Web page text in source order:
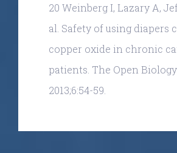
20 Weinberg I, Lazary A,
al. Safety of using diapers
copper oxide in chronic
patients. The Open
2013;6:54-59.
| RiniGARD
| OIB: 55503963392 | PIC:
1a, Business Park, Ulaz 2, 10 000